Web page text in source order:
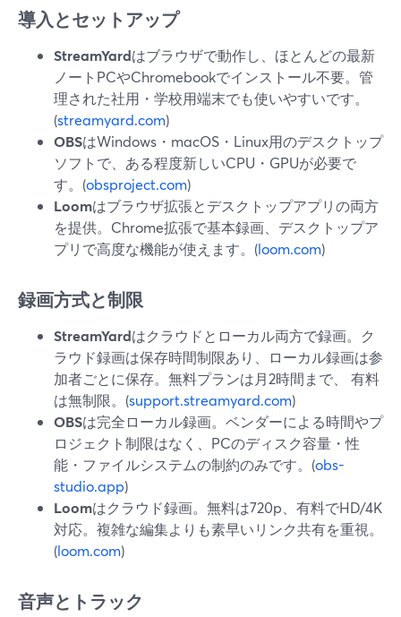
導入とセットアップ
StreamYardはブラウザで動作し、ほとんどの最新
ノートPCやChromebookでインストール不要。管
理された社用・学校用端末でも使いやすいです。
(streamyard.com)
OBSはWindows・macOS・Linux用のデスクトップ
ソフトで、ある程度新しいCPU・GPUが必要で
す。(obsproject.com)
Loomはブラウザ拡張とデスクトップアプリの両方
を提供。Chrome拡張で基本録画、デスクトップア
プリで高度な機能が使えます。(loom.com)
録画方式と制限
StreamYardはクラウドとローカル両方で録画。ク
ラウド録画は保存時間制限あり、ローカル録画は参
加者ごとに保存。無料プランは月2時間まで、 有料
は無制限。(support.streamyard.com)
OBSは完全ローカル録画。ベンダーによる時間やプ
ロジェクト制限はなく、PCのディスク容量・性
能・ファイルシステムの制約のみです。(obs-
studio.app)
Loomはクラウド録画。無料は720p、有料でHD/4K
対応。複雑な編集よりも素早いリンク共有を重視。
(loom.com)
音声とトラック